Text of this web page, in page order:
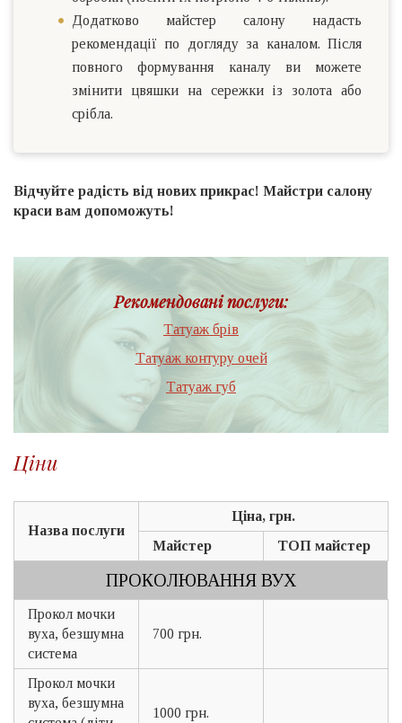
Додатково майстер салону надасть
рекомендації по догляду за каналом. Після
повного формування каналу ви можете
змінити цвяшки на сережки із золота або
срібла.
Відчуйте радість від нових прикрас! Майстри салону
краси вам допоможуть!
Рекомендовані послуги:
Татуаж брів
Татуаж контуру очей
Татуаж губ
Ціни
Назва послуги
Ціна, грн.
Майстер
ТОП майстер
ПРОКОЛЮВАННЯ ВУХ
Прокол мочки
вуха, безшумна
система
700 грн.
Прокол мочки
вуха, безшумна
1000 грн.